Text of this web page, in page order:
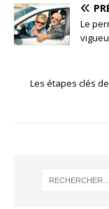
Le
Les étapes clés